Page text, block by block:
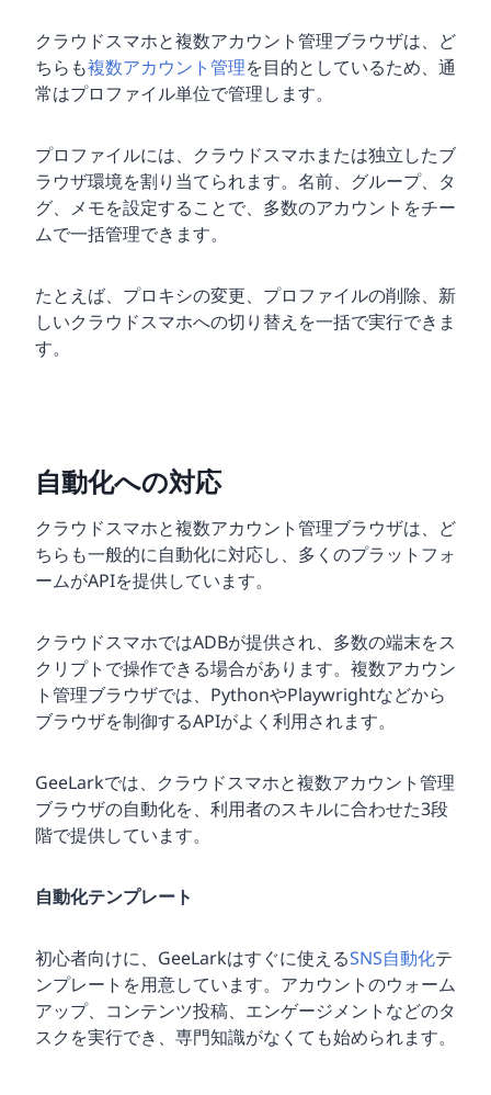
クラウドスマホと複数アカウント管理ブラウザは、ど
ちらも複数アカウント管理を目的としているため、通
常はプロファイル単位で管理します。
プロファイルには、クラウドスマホまたは独立したブ
ラウザ環境を割り当てられます。名前、グループ、タ
グ、メモを設定することで、多数のアカウントをチー
ムで一括管理できます。
たとえば、プロキシの変更、プロファイルの削除、新
しいクラウドスマホへの切り替えを一括で実行できま
す。
自動化への対応
クラウドスマホと複数アカウント管理ブラウザは、ど
ちらも一般的に自動化に対応し、多くのプラットフォ
ームがAPIを提供しています。
クラウドスマホではADBが提供され、多数の端末をス
クリプトで操作できる場合があります。複数アカウン
ト管理ブラウザでは、PythonやPlaywrightなどから
ブラウザを制御するAPIがよく利用されます。
GeeLarkでは、クラウドスマホと複数アカウント管理
ブラウザの自動化を、利用者のスキルに合わせた3段
階で提供しています。
自動化テンプレート
初心者向けに、GeeLarkはすぐに使えるSNS自動化テ
ンプレートを用意しています。アカウントのウォーム
アップ、コンテンツ投稿、エンゲージメントなどのタ
スクを実行でき、専門知識がなくても始められます。